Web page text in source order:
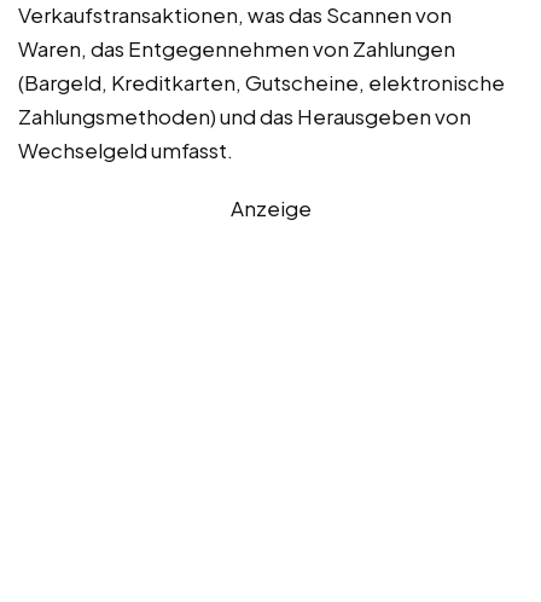
Verkaufstransaktionen, was das Scannen von
Waren, das Entgegennehmen von Zahlungen
(Bargeld, Kreditkarten, Gutscheine, elektronische
Zahlungsmethoden) und das Herausgeben von
Wechselgeld umfasst.
Anzeige